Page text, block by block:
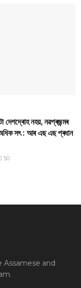
নহয়, নৱপ্ৰজন্মৰ
সৎ : আৰ এছ এছ প্ৰধান
50
Assamese and